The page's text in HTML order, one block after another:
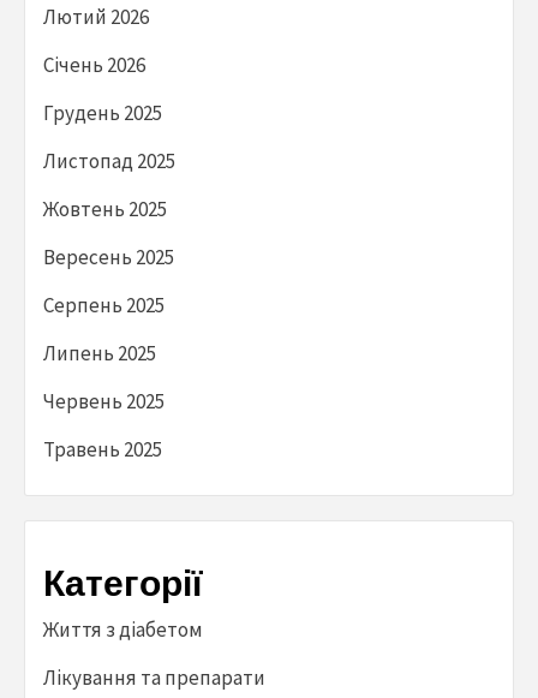
Лютий 2026
Січень 2026
Грудень 2025
Листопад 2025
Жовтень 2025
Вересень 2025
Серпень 2025
Липень 2025
Червень 2025
Травень 2025
Категорії
Життя з діабетом
Лікування та препарати